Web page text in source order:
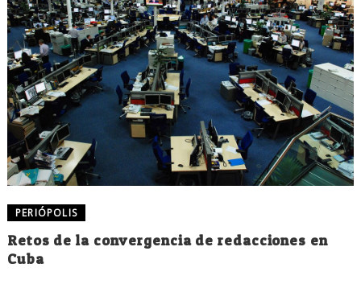
PERIÓPOLIS
Retos de la convergencia de redacciones en
Cuba